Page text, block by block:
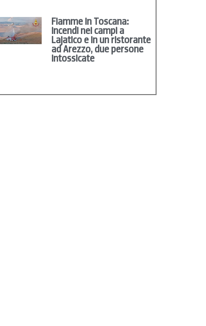
Fiamme in Toscana:
incendi nei campi a
Lajatico e in un ristorante
ad Arezzo, due persone
intossicate